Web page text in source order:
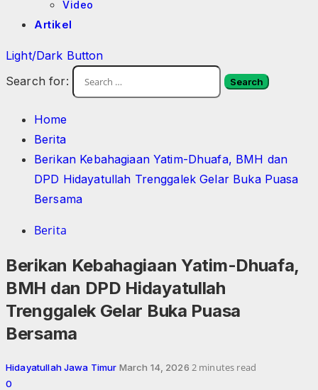
Video
Artikel
Light/Dark Button
Search for:
Home
Berita
Berikan Kebahagiaan Yatim-Dhuafa, BMH dan
DPD Hidayatullah Trenggalek Gelar Buka Puasa
Bersama
Berita
Berikan Kebahagiaan Yatim-Dhuafa,
BMH dan DPD Hidayatullah
Trenggalek Gelar Buka Puasa
Bersama
Hidayatullah Jawa Timur March 14, 2026 2 minutes read
0